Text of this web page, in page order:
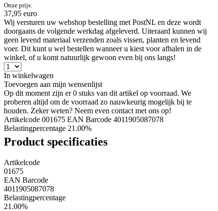
Onze prijs:
37,95 euro
Wij versturen uw webshop bestelling met PostNL en deze wordt
doorgaans de volgende werkdag afgeleverd. Uiteraard kunnen wij
geen levend materiaal verzenden zoals vissen, planten en levend
voer. Dit kunt u wel bestellen wanneer u kiest voor afhalen in de
winkel, of u komt natuurlijk gewoon even bij ons langs!
In winkelwagen
Toevoegen aan mijn wensenlijst
Op dit moment zijn er 0 stuks van dit artikel op voorraad. We
proberen altijd om de voorraad zo nauwkeurig mogelijk bij te
houden. Zeker weten? Neem even contact met ons op!
Artikelcode 001675 EAN Barcode 4011905087078
Belastingpercentage 21.00%
Product specificaties
Artikelcode
01675
EAN Barcode
4011905087078
Belastingpercentage
21.00%